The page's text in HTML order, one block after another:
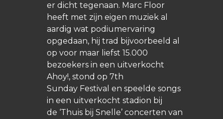
er dicht tegenaan. Marc Floor
heeft met zijn eigen muziek al
aardig wat podiumervaring
opgedaan, hij trad bijvoorbeeld al
op voor maar liefst 15.000
bezoekers in een uitverkocht
Ahoy!, stond op 7th
Sunday Festival en speelde songs
in een uitverkocht stadion bij
de ‘Thuis bij Snelle’ concerten van